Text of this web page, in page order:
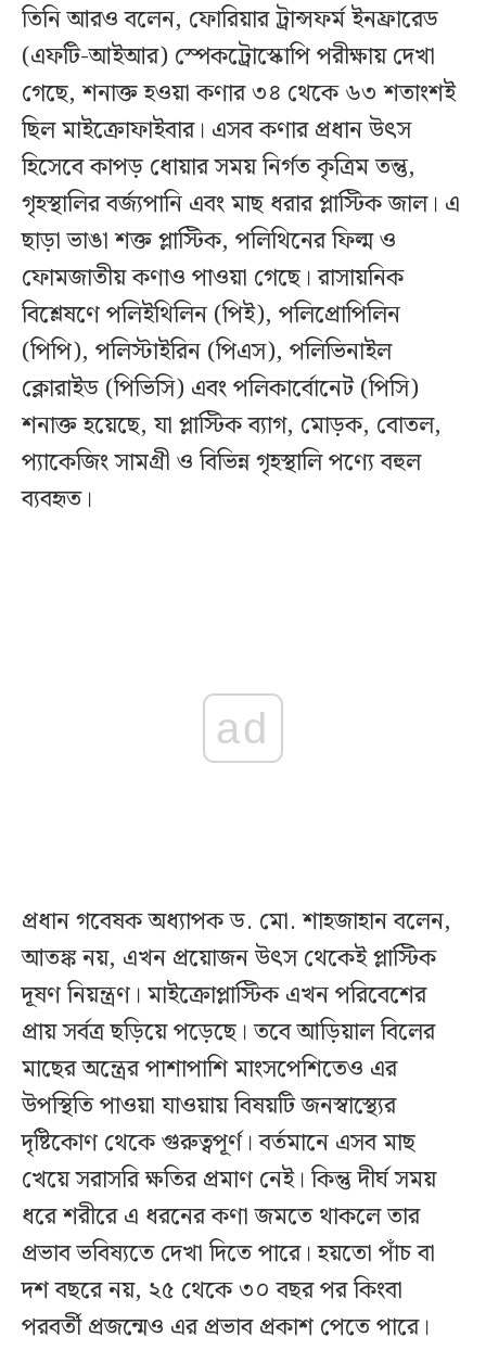
তিনি আরও বলেন, ফোরিয়ার ট্রান্সফর্ম ইনফ্রারেড
(এফটি-আইআর) স্পেকট্রোস্কোপি পরীক্ষায় দেখা
গেছে, শনাক্ত হওয়া কণার ৩৪ থেকে ৬৩ শতাংশই
ছিল মাইক্রোফাইবার। এসব কণার প্রধান উৎস
হিসেবে কাপড় ধোয়ার সময় নির্গত কৃত্রিম তন্তু,
গৃহস্থালির বর্জ্যপানি এবং মাছ ধরার প্লাস্টিক জাল। এ
ছাড়া ভাঙা শক্ত প্লাস্টিক, পলিথিনের ফিল্ম ও
ফোমজাতীয় কণাও পাওয়া গেছে। রাসায়নিক
বিশ্লেষণে পলিইথিলিন (পিই), পলিপ্রোপিলিন
(পিপি), পলিস্টাইরিন (পিএস), পলিভিনাইল
ক্লোরাইড (পিভিসি) এবং পলিকার্বোনেট (পিসি)
শনাক্ত হয়েছে, যা প্লাস্টিক ব্যাগ, মোড়ক, বোতল,
প্যাকেজিং সামগ্রী ও বিভিন্ন গৃহস্থালি পণ্যে বহুল
ব্যবহৃত।
ad
প্রধান গবেষক অধ্যাপক ড. মো. শাহজাহান বলেন,
আতঙ্ক নয়, এখন প্রয়োজন উৎস থেকেই প্লাস্টিক
দূষণ নিয়ন্ত্রণ। মাইক্রোপ্লাস্টিক এখন পরিবেশের
প্রায় সর্বত্র ছড়িয়ে পড়েছে। তবে আড়িয়াল বিলের
মাছের অন্ত্রের পাশাপাশি মাংসপেশিতেও এর
উপস্থিতি পাওয়া যাওয়ায় বিষয়টি জনস্বাস্থ্যের
দৃষ্টিকোণ থেকে গুরুত্বপূর্ণ। বর্তমানে এসব মাছ
খেয়ে সরাসরি ক্ষতির প্রমাণ নেই। কিন্তু দীর্ঘ সময়
ধরে শরীরে এ ধরনের কণা জমতে থাকলে তার
প্রভাব ভবিষ্যতে দেখা দিতে পারে। হয়তো পাঁচ বা
দশ বছরে নয়, ২৫ থেকে ৩০ বছর পর কিংবা
পরবর্তী প্রজন্মেও এর প্রভাব প্রকাশ পেতে পারে।